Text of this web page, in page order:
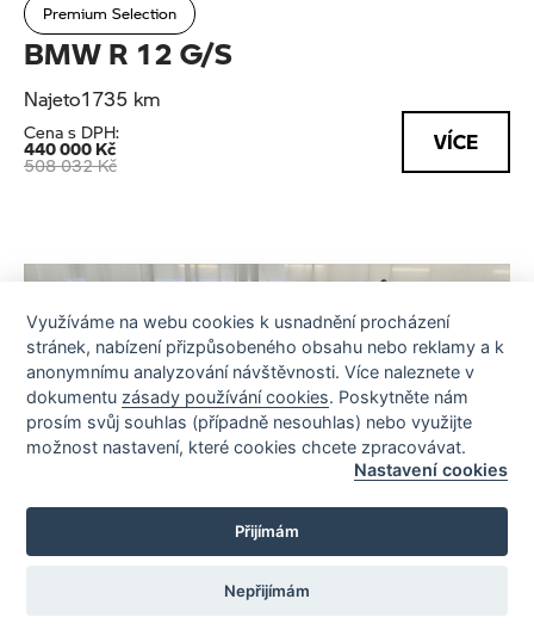
BMW R 12 G/S
Premium Selection
Najeto1735 km
Cena s DPH:
508 032 Kč
440 000 Kč VÍCE
Využíváme na webu cookies k usnadnění procházení
stránek, nabízení přizpůsobeného obsahu nebo reklamy a k
anonymnímu analyzování návštěvnosti. Více naleznete v
dokumentu zásady používání cookies. Poskytněte nám
prosím svůj souhlas (případně nesouhlas) nebo využijte
možnost nastavení, které cookies chcete zpracovávat.
Nastavení cookies
Přijímám
Nepřijímám